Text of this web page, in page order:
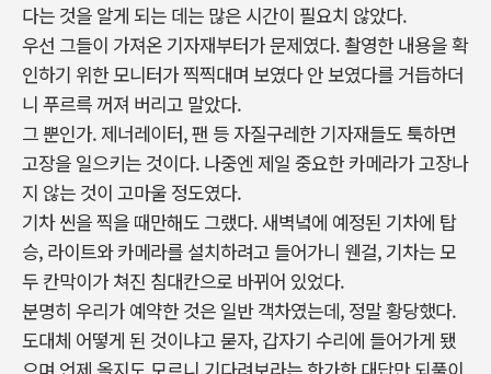
다는 것을 알게 되는 데는 많은 시간이 필요치 않았다.
우선 그들이 가져온 기자재부터가 문제였다. 촬영한 내용을 확
인하기 위한 모니터가 찍찍대며 보였다 안 보였다를 거듭하더
니 푸르륵 꺼져 버리고 말았다.
그 뿐인가. 제너레이터, 팬 등 자질구레한 기자재들도 툭하면
고장을 일으키는 것이다. 나중엔 제일 중요한 카메라가 고장나
지 않는 것이 고마울 정도였다.
기차 씬을 찍을 때만해도 그랬다. 새벽녘에 예정된 기차에 탑
승, 라이트와 카메라를 설치하려고 들어가니 웬걸, 기차는 모
두 칸막이가 쳐진 침대칸으로 바뀌어 있었다.
분명히 우리가 예약한 것은 일반 객차였는데, 정말 황당했다.
도대체 어떻게 된 것이냐고 묻자, 갑자기 수리에 들어가게 됐